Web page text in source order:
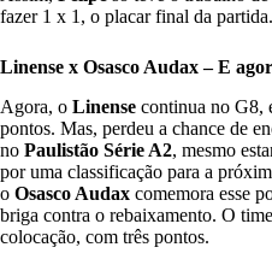
fazer 1 x 1, o placar final da partida.
Linense x Osasco Audax – E
Agora, o Linense continua no G8,
pontos. Mas, perdeu a chance de
no Paulistão Série A2, mesmo
por uma classificação para a
o Osasco Audax comemora esse
briga contra o rebaixamento. O
colocação, com três pontos.